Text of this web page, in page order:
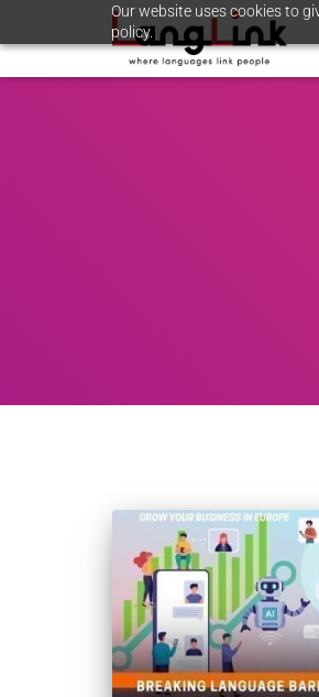
Our website uses cookies to
policy.